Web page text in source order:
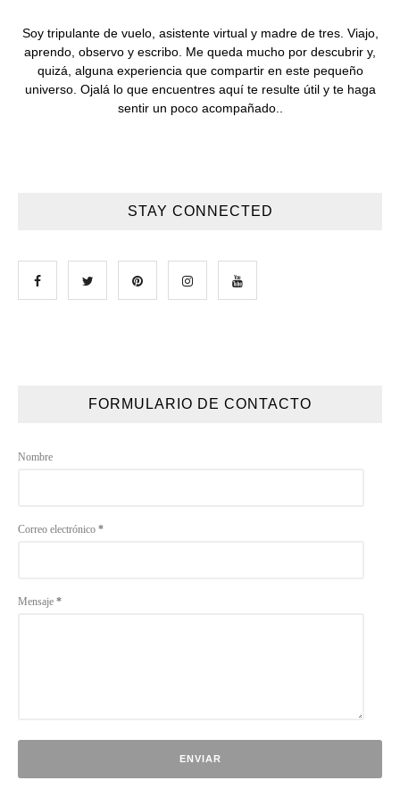
Soy tripulante de vuelo, asistente virtual y madre de tres. Viajo,
aprendo, observo y escribo. Me queda mucho por descubrir y,
quizá, alguna experiencia que compartir en este pequeño
universo. Ojalá lo que encuentres aquí te resulte útil y te haga
sentir un poco acompañado..
STAY CONNECTED
FORMULARIO DE CONTACTO
Nombre
Correo electrónico *
Mensaje *